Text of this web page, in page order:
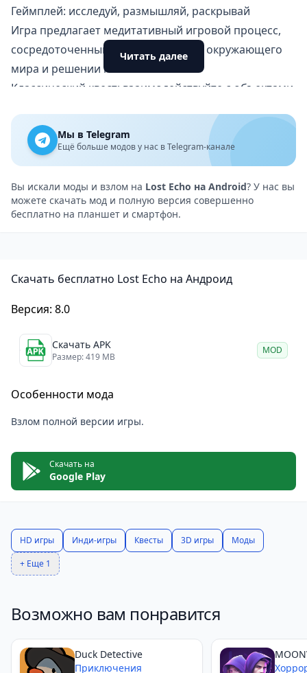
Геймплей: исследуй, размышляй, раскрывай
Игра предлагает медитативный игровой процесс,
сосредоточенный на исследовании окружающего
мира и решении головоломок:
Классический квест: взаимодействуйте с объектами,
чтобы продвигаться по сюжету.
Разнообразные задачи: игра сочетает логические
головоломки и исследование, что позволяет
сохранить интерес от начала до конца.
Сюжетные повороты: развитие событий заставит
задуматься, а неожиданные открытия делают
Это не просто игра для Android, а произведение
минималистичным визуальным стилем и
атмосферной музыкой. Детализированные локации
и плавная анимация погружают в мир, который
Для кого игра Lost Echo?
Lost Echo подойдёт тем, кто любит сюжетные игры с
идеальный выбор для тех, кто ищет не просто
развлечение, а возможность пережить историю.
Скачайте её на Android и начните своё путешествие
Читать далее
Мы в Telegram
Ещё больше модов у нас в Telegram-канале
Вы искали моды и взлом на Lost Echo на Android? У нас вы
можете скачать мод и полную версия совершенно
бесплатно на планшет и смартфон.
Скачать бесплатно Lost Echo на Андроид
Версия: 8.0
Скачать APK
Размер: 419 MB
MOD
Особенности мода
Взлом полной версии игры.
Скачать на
Google Play
HD игры Инди-игры Квесты 3D игры
Моды
+ Еще 1
Возможно вам понравится
Duck Detective
Приключения